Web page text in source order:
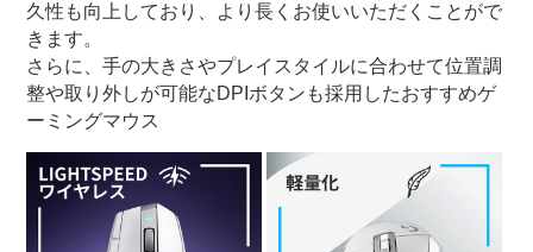
久性も向上しており、より長くお使いいただくことがで
きます。
さらに、手の大きさやプレイスタイルに合わせて位置調
整や取り外しが可能なDPIボタンも採用したおすすめゲ
ーミングマウス